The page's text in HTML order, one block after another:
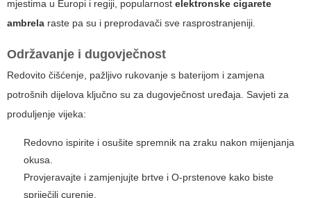
mjestima u Europi i regiji, popularnost elektronske cigarete
ambrela raste pa su i preprodavači sve rasprostranjeniji.
Održavanje i dugovječnost
Redovito čišćenje, pažljivo rukovanje s baterijom i zamjena
potrošnih dijelova ključno su za dugovječnost uređaja. Savjeti za
produljenje vijeka:
Redovno ispirite i osušite spremnik na zraku nakon mijenjanja
okusa.
Provjeravajte i zamjenjujte brtve i O-prstenove kako biste
spriječili curenje.